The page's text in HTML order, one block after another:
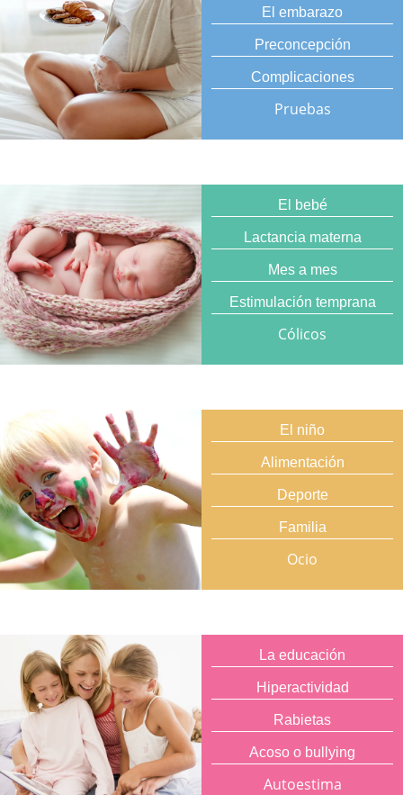
El embarazo
Preconcepción
Complicaciones
Pruebas
El bebé
Lactancia materna
Mes a mes
Estimulación temprana
Cólicos
El niño
Alimentación
Deporte
Familia
Ocio
La educación
Hiperactividad
Rabietas
Acoso o bullying
Autoestima